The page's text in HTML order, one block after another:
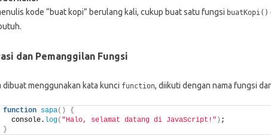
kode “buat kopi” berulang kali, cukup buat satu fungsi buatKopi()
dan Pemanggilan Fungsi
dibuat menggunakan kata kunci function, diikuti dengan nama fungsi
function sapa()
{
  console.
log( "Halo, selamat datang di JavaScript!" ) ;
}